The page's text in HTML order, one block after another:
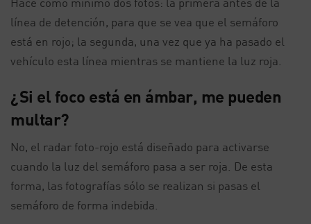
línea de detención, para que se vea que el semáforo
está en rojo; la segunda, una vez que ya ha pasado el
vehículo esta línea mientras se mantiene la luz roja.
¿Si el foco está en ámbar, me pueden
multar?
No, el radar foto-rojo está diseñado para activarse
cuando la luz del semáforo pasa a ser roja. De esta
forma, las fotografías sólo se realizan si pasas el
semáforo de forma indebida.